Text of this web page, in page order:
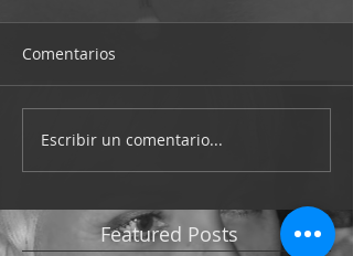
Comentarios
Escribir un comentario...
Featured Posts